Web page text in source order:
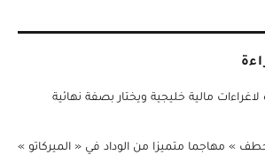
مالية خليجية ويختار بصفة نهائية
» مهاجما متميزا من الوداد في « الميركاتو »